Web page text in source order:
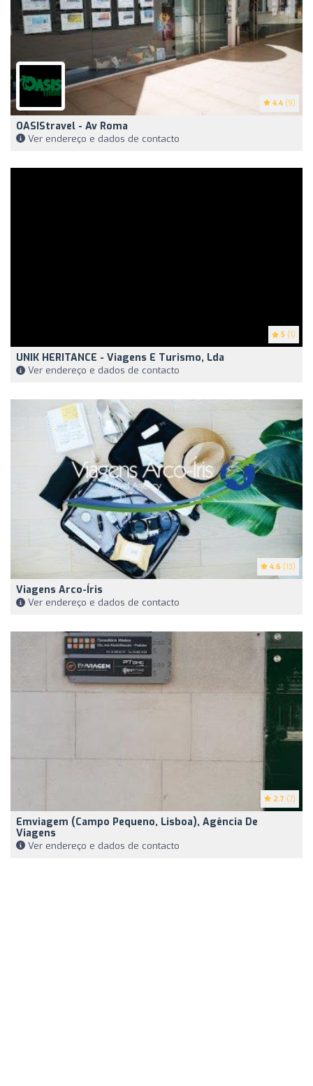
4.4 (9)
OASIStravel - Av Roma
Ver endereço e dados de contacto
5 (1)
UNIK HERITANCE - Viagens E Turismo, Lda
Ver endereço e dados de contacto
4.6 (13)
Viagens Arco-Íris
Ver endereço e dados de contacto
2.7 (7)
Emviagem (Campo Pequeno, Lisboa), Agência De
Viagens
Ver endereço e dados de contacto